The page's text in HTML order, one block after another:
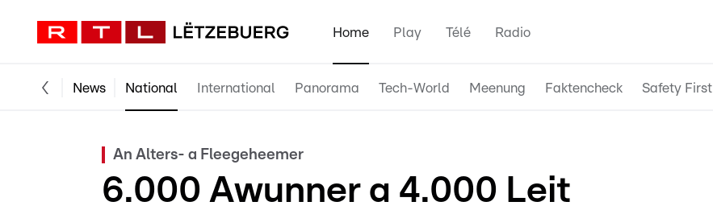
Home Play Télé Radio
News National International Panorama Tech-World Meenung Faktencheck Safety First
An Alters- a Fleegeheemer
6.000 Awunner a 4.000 Leit